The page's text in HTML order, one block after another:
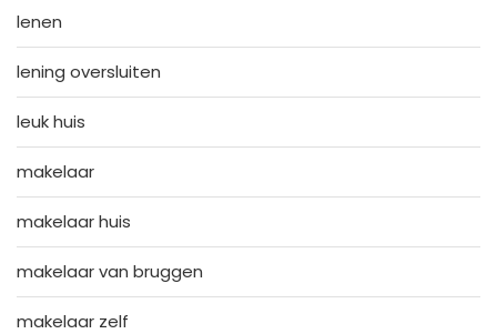
lenen
lening oversluiten
leuk huis
makelaar
makelaar huis
makelaar van bruggen
makelaar zelf